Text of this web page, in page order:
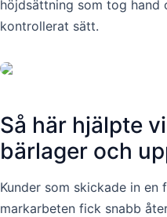
höjdsättning som tog hand
kontrollerat sätt.
Så här hjälpte
bärlager och
Kunder som skickade in
markarbeten fick snabb